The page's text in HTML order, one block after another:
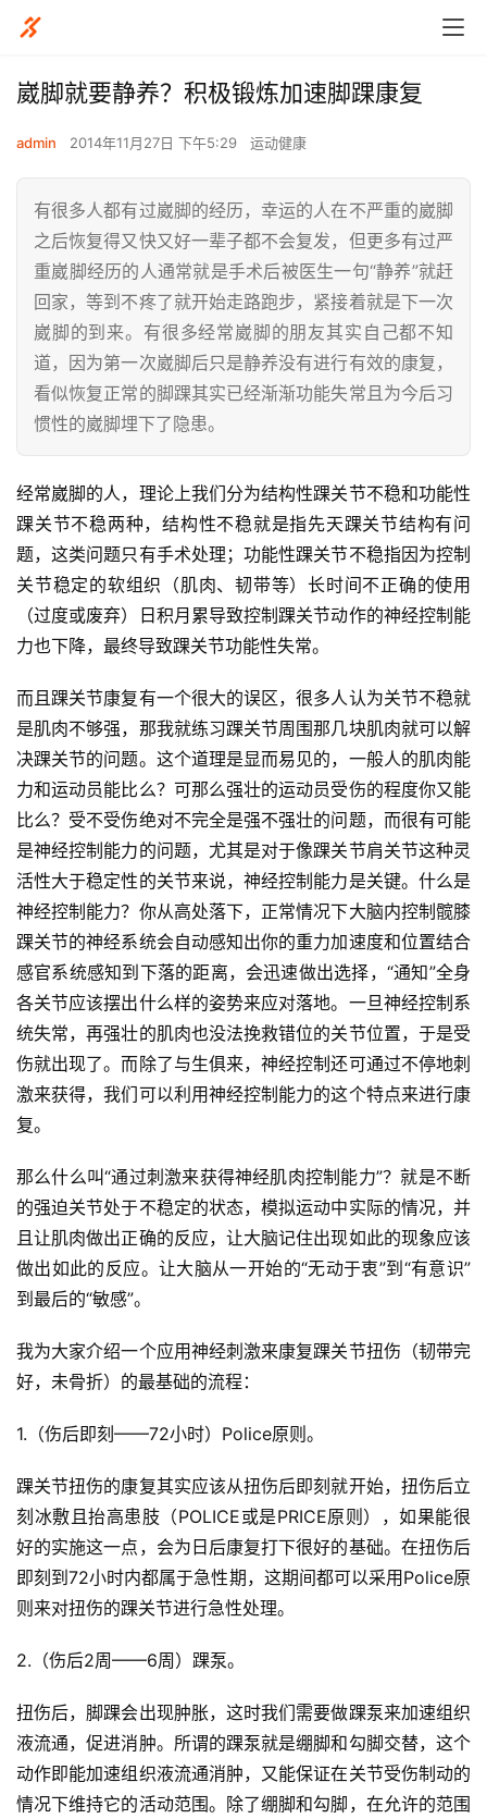
崴脚就要静养？积极锻炼加速脚踝康复
admin 2014年11月27日 下午5:29 运动健康
有很多人都有过崴脚的经历，幸运的人在不严重的崴脚
之后恢复得又快又好一辈子都不会复发，但更多有过严
重崴脚经历的人通常就是手术后被医生一句“静养”就赶
回家，等到不疼了就开始走路跑步，紧接着就是下一次
崴脚的到来。有很多经常崴脚的朋友其实自己都不知
道，因为第一次崴脚后只是静养没有进行有效的康复，
看似恢复正常的脚踝其实已经渐渐功能失常且为今后习
惯性的崴脚埋下了隐患。
经常崴脚的人，理论上我们分为结构性踝关节不稳和功能性
踝关节不稳两种，结构性不稳就是指先天踝关节结构有问
题，这类问题只有手术处理；功能性踝关节不稳指因为控制
关节稳定的软组织（肌肉、韧带等）长时间不正确的使用
（过度或废弃）日积月累导致控制踝关节动作的神经控制能
力也下降，最终导致踝关节功能性失常。
而且踝关节康复有一个很大的误区，很多人认为关节不稳就
是肌肉不够强，那我就练习踝关节周围那几块肌肉就可以解
决踝关节的问题。这个道理是显而易见的，一般人的肌肉能
力和运动员能比么？可那么强壮的运动员受伤的程度你又能
比么？受不受伤绝对不完全是强不强壮的问题，而很有可能
是神经控制能力的问题，尤其是对于像踝关节肩关节这种灵
活性大于稳定性的关节来说，神经控制能力是关键。什么是
神经控制能力？你从高处落下，正常情况下大脑内控制髋膝
踝关节的神经系统会自动感知出你的重力加速度和位置结合
感官系统感知到下落的距离，会迅速做出选择，“通知”全身
各关节应该摆出什么样的姿势来应对落地。一旦神经控制系
统失常，再强壮的肌肉也没法挽救错位的关节位置，于是受
伤就出现了。而除了与生俱来，神经控制还可通过不停地刺
激来获得，我们可以利用神经控制能力的这个特点来进行康
复。
那么什么叫“通过刺激来获得神经肌肉控制能力”？就是不断
的强迫关节处于不稳定的状态，模拟运动中实际的情况，并
且让肌肉做出正确的反应，让大脑记住出现如此的现象应该
做出如此的反应。让大脑从一开始的“无动于衷”到“有意识”
到最后的“敏感”。
我为大家介绍一个应用神经刺激来康复踝关节扭伤（韧带完
好，未骨折）的最基础的流程：
1.（伤后即刻——72小时）Police原则。
踝关节扭伤的康复其实应该从扭伤后即刻就开始，扭伤后立
刻冰敷且抬高患肢（POLICE或是PRICE原则），如果能很
好的实施这一点，会为日后康复打下很好的基础。在扭伤后
即刻到72小时内都属于急性期，这期间都可以采用Police原
则来对扭伤的踝关节进行急性处理。
2.（伤后2周——6周）踝泵。
扭伤后，脚踝会出现肿胀，这时我们需要做踝泵来加速组织
液流通，促进消肿。所谓的踝泵就是绷脚和勾脚交替，这个
动作即能加速组织液流通消肿，又能保证在关节受伤制动的
情况下维持它的活动范围。除了绷脚和勾脚，在允许的范围